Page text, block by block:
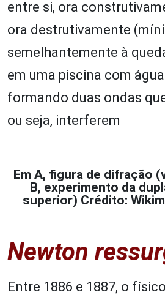
entre si, ora
ora destrutivamente
semelhantemente à
em uma piscina com
formando duas ondas que
ou seja, interferem
Em A, figura de difração
B, experimento da
superior) Crédito:
Newton
Entre 1886 e 1887, o